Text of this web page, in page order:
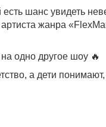
есть шанс увидеть
жанра
одно другое шоу 🔥
а дети